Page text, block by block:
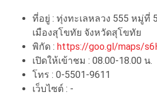
ที่อยู่ : ทุ่งทะเลหลวง 555 หมู่ที่
เมืองสุโขทัย จังหวัดสุโขทัย
พิกัด : https://goo.gl/maps/
เปิดให้เข้าชม : 08.00-18.00 น.
โทร : 0-5501-9611
เว็บไซต์ : -